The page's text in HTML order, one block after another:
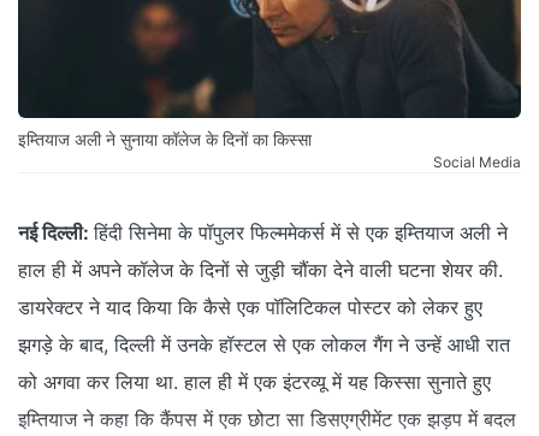
इम्तियाज अली ने सुनाया कॉलेज के दिनों का किस्सा
Social Media
नई दिल्ली: हिंदी सिनेमा के पॉपुलर फिल्ममेकर्स में से एक इम्तियाज अली ने
हाल ही में अपने कॉलेज के दिनों से जुड़ी चौंका देने वाली घटना शेयर की.
डायरेक्टर ने याद किया कि कैसे एक पॉलिटिकल पोस्टर को लेकर हुए
झगड़े के बाद, दिल्ली में उनके हॉस्टल से एक लोकल गैंग ने उन्हें आधी रात
को अगवा कर लिया था. हाल ही में एक इंटरव्यू में यह किस्सा सुनाते हुए
इम्तियाज ने कहा कि कैंपस में एक छोटा सा डिसएग्रीमेंट एक झड़प में बदल